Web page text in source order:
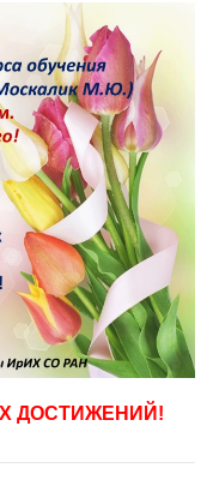
ДОСТИЖЕНИЙ!